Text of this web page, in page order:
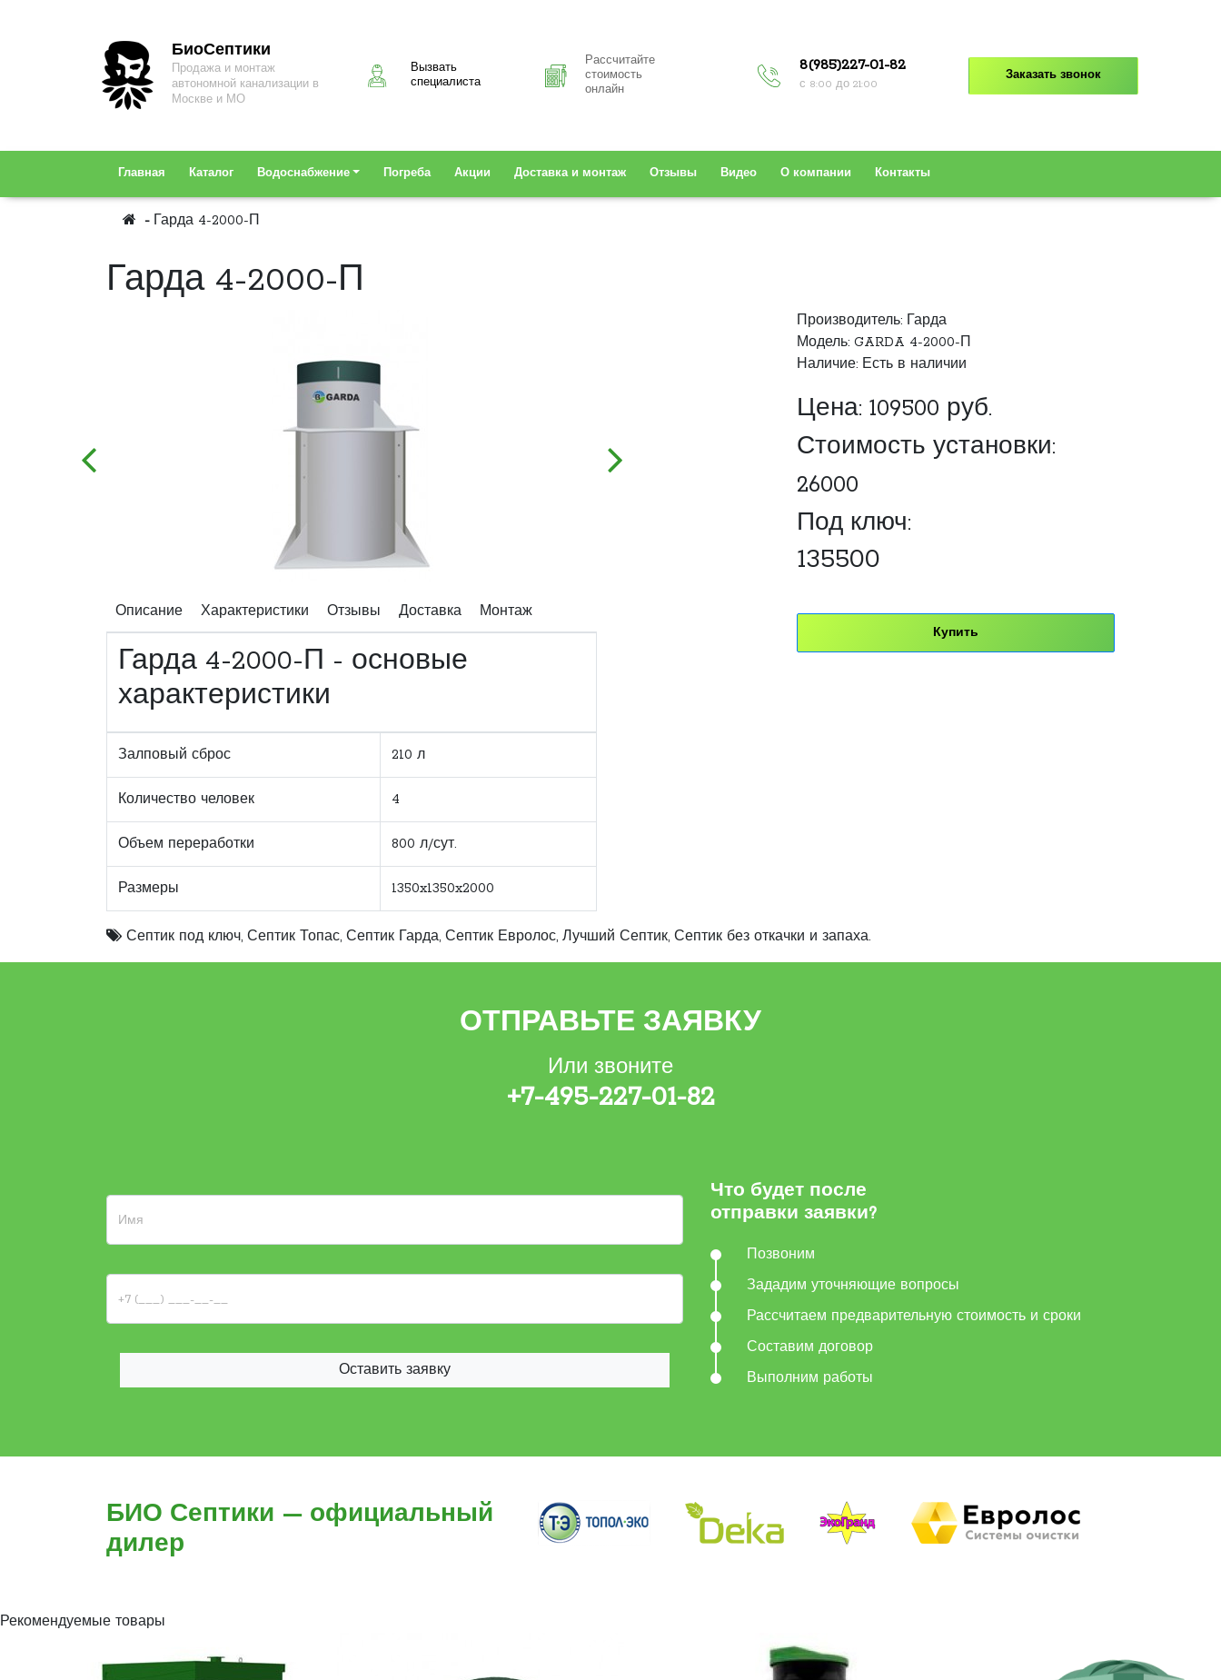
БиоСептики
Продажа и монтаж
автономной канализации в
Москве и МО
Вызвать
специалиста
Рассчитайте
стоимость
онлайн
8(985)227-01-82
с 8:00 до 21:00
Заказать звонок
Главная Каталог Водоснабжение Погреба Акции Доставка и монтаж Отзывы Видео О компании Контакты
Гарда 4-2000-П
Гарда 4-2000-П
Описание Характеристики Отзывы Доставка Монтаж
Гарда 4-2000-П - основые
характеристики
Залповый сброс 210 л
Количество человек 4
Объем переработки 800 л/сут.
Размеры 1350x1350x2000
Производитель: Гарда
Модель: GARDA 4-2000-П
Наличие: Есть в наличии
Цена: 109500 руб.
Стоимость установки:
26000
Под ключ:
135500
Купить
Септик под ключ, Септик Топас, Септик Гарда, Септик Евролос, Лучший Септик, Септик без откачки и запаха.
ОТПРАВЬТЕ ЗАЯВКУ
Или звоните
+7-495-227-01-82
Оставить заявку
Что будет после
отправки заявки?
Позвоним
Зададим уточняющие вопросы
Рассчитаем предварительную стоимость и сроки
Составим договор
Выполним работы
БИО Септики — официальный
дилер
Рекомендуемые товары